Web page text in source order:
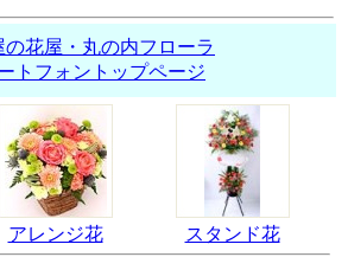
の花屋・丸の内フローラ
トフォントップページ
アレンジ花 スタンド花